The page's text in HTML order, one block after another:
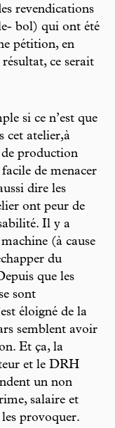
revendications
bol) qui ont été
pétition, en
ce serait
si ce n’est que
cet atelier,à
de production
de menacer
dire les
ont peur de
Il y a
(à cause
du
que les
sont
éloigné de la
semblent avoir
Et ça, la
et le DRH
un non
salaire et
provoquer.